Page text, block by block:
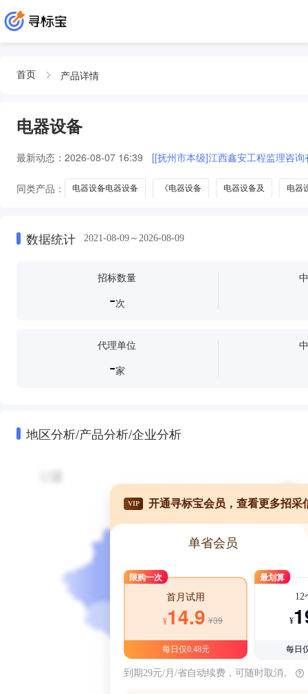
首页 产品详情
电器设备
最新动态： 2026-08-07 16:39
同类产品： 电器设备电器设备 《电器设备 电器设备及 电器
数据统计 2021-08-09～2026-08-09
招标数量
-次
代理单位
-家
地区分析/产品分析/企业分析
VIP 开通寻标宝会员，查看更多招采
单省会员
限购一次
首月试用
¥14.9 ¥39
每日仅0.48元
最划算
12
¥
每日
到期29元/月/省自动续费，可随时取消。